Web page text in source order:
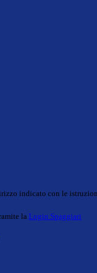
indicato con le
la Login Spaggiari